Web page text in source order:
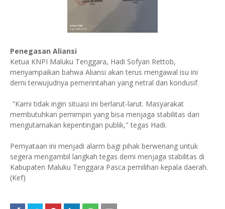
Penegasan Aliansi
Ketua KNPI Maluku Tenggara, Hadi Sofyan Rettob,
menyampaikan bahwa Aliansi akan terus mengawal isu ini
demi terwujudnya pemerintahan yang netral dan kondusif.
"Kami tidak ingin situasi ini berlarut-larut. Masyarakat
membutuhkan pemimpin yang bisa menjaga stabilitas dan
mengutamakan kepentingan publik," tegas Hadi.
Pernyataan ini menjadi alarm bagi pihak berwenang untuk
segera mengambil langkah tegas demi menjaga stabilitas di
Kabupaten Maluku Tenggara Pasca pemilihan kepala daerah.
(Kef)